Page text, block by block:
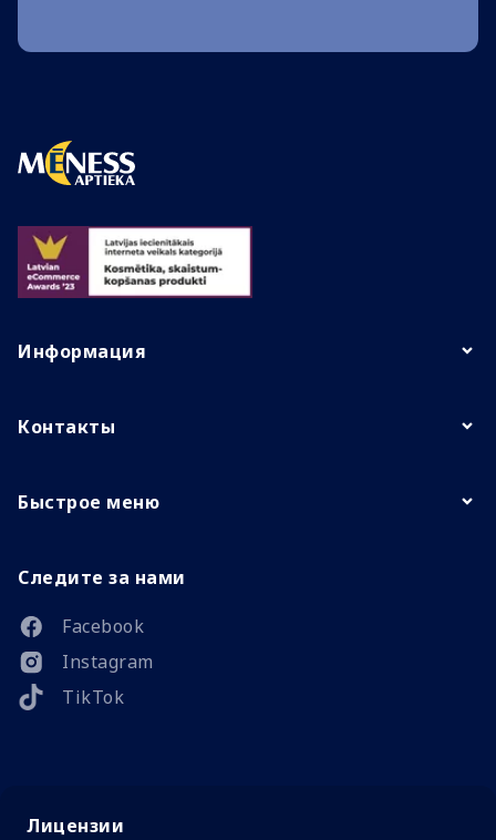
Информация
Контакты
Быстрое меню
Следите за нами
Facebook
Instagram
TikTok
Лицензии